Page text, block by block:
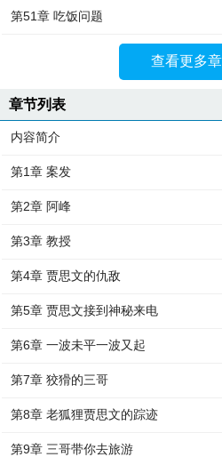
第51章 吃饭问题
查看更多
章节列表
内容简介
第1章 案发
第2章 阿峰
第3章 教授
第4章 贾思文的仇敌
第5章 贾思文接到神秘来电
第6章 一波未平一波又起
第7章 狡猾的三哥
第8章 老狐狸贾思文的踪迹
第9章 三哥带你去旅游